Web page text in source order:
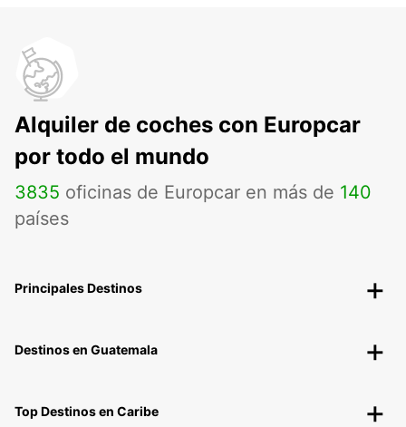
Alquiler de coches con Europcar
por todo el mundo
3835 oficinas de Europcar en más de 140
países
Principales Destinos
Destinos en Guatemala
Top Destinos en Caribe